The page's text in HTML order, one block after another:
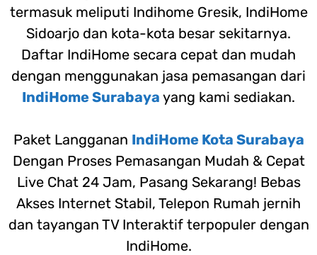
termasuk meliputi Indihome Gresik, IndiHome
Sidoarjo dan kota-kota besar sekitarnya.
Daftar IndiHome secara cepat dan mudah
dengan menggunakan jasa pemasangan dari
IndiHome Surabaya yang kami sediakan.
Paket Langganan IndiHome Kota Surabaya
Dengan Proses Pemasangan Mudah & Cepat
Live Chat 24 Jam, Pasang Sekarang! Bebas
Akses Internet Stabil, Telepon Rumah jernih
dan tayangan TV Interaktif terpopuler dengan
IndiHome.